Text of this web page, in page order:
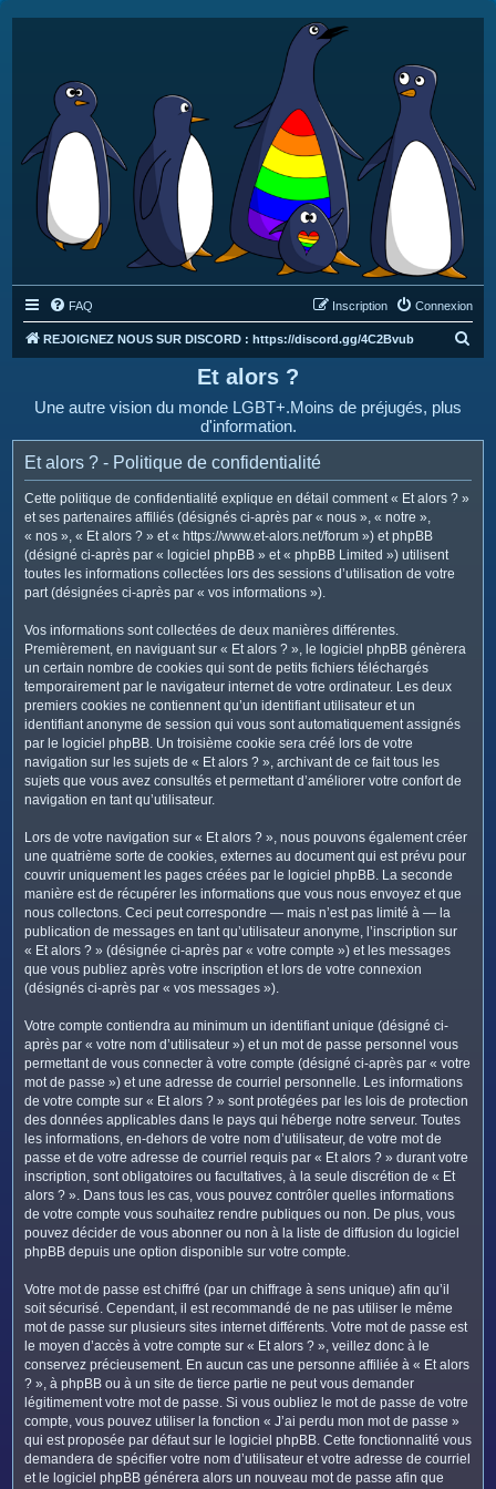
FAQ Connexion
Inscription
REJOIGNEZ NOUS SUR DISCORD : https://discord.gg/4C2Bvub
e
Et alors ?
Une autre vision du monde LGBT+.Moins de préjugés, plus
d'information.
Et alors ? - Politique de confidentialité
Cette politique de confidentialité explique en détail comment « Et alors ? »
et ses partenaires affiliés (désignés ci-après par « nous », « notre »,
« nos », « Et alors ? » et « https://www.et-alors.net/forum ») et phpBB
(désigné ci-après par « logiciel phpBB » et « phpBB Limited ») utilisent
toutes les informations collectées lors des sessions d’utilisation de votre
part (désignées ci-après par « vos informations »).
Vos informations sont collectées de deux manières différentes.
Premièrement, en naviguant sur « Et alors ? », le logiciel phpBB génèrera
un certain nombre de cookies qui sont de petits fichiers téléchargés
temporairement par le navigateur internet de votre ordinateur. Les deux
premiers cookies ne contiennent qu’un identifiant utilisateur et un
identifiant anonyme de session qui vous sont automatiquement assignés
par le logiciel phpBB. Un troisième cookie sera créé lors de votre
navigation sur les sujets de « Et alors ? », archivant de ce fait tous les
sujets que vous avez consultés et permettant d’améliorer votre confort de
navigation en tant qu’utilisateur.
Lors de votre navigation sur « Et alors ? », nous pouvons également créer
une quatrième sorte de cookies, externes au document qui est prévu pour
couvrir uniquement les pages créées par le logiciel phpBB. La seconde
manière est de récupérer les informations que vous nous envoyez et que
nous collectons. Ceci peut correspondre — mais n’est pas limité à — la
publication de messages en tant qu’utilisateur anonyme, l’inscription sur
« Et alors ? » (désignée ci-après par « votre compte ») et les messages
que vous publiez après votre inscription et lors de votre connexion
(désignés ci-après par « vos messages »).
Votre compte contiendra au minimum un identifiant unique (désigné ci-
après par « votre nom d’utilisateur ») et un mot de passe personnel vous
permettant de vous connecter à votre compte (désigné ci-après par « votre
mot de passe ») et une adresse de courriel personnelle. Les informations
de votre compte sur « Et alors ? » sont protégées par les lois de protection
des données applicables dans le pays qui héberge notre serveur. Toutes
les informations, en-dehors de votre nom d’utilisateur, de votre mot de
passe et de votre adresse de courriel requis par « Et alors ? » durant votre
inscription, sont obligatoires ou facultatives, à la seule discrétion de « Et
alors ? ». Dans tous les cas, vous pouvez contrôler quelles informations
de votre compte vous souhaitez rendre publiques ou non. De plus, vous
pouvez décider de vous abonner ou non à la liste de diffusion du logiciel
phpBB depuis une option disponible sur votre compte.
Votre mot de passe est chiffré (par un chiffrage à sens unique) afin qu’il
soit sécurisé. Cependant, il est recommandé de ne pas utiliser le même
mot de passe sur plusieurs sites internet différents. Votre mot de passe est
le moyen d’accès à votre compte sur « Et alors ? », veillez donc à le
conservez précieusement. En aucun cas une personne affiliée à « Et alors
? », à phpBB ou à un site de tierce partie ne peut vous demander
légitimement votre mot de passe. Si vous oubliez le mot de passe de votre
compte, vous pouvez utiliser la fonction « J’ai perdu mon mot de passe »
qui est proposée par défaut sur le logiciel phpBB. Cette fonctionnalité vous
demandera de spécifier votre nom d’utilisateur et votre adresse de courriel
et le logiciel phpBB générera alors un nouveau mot de passe afin que